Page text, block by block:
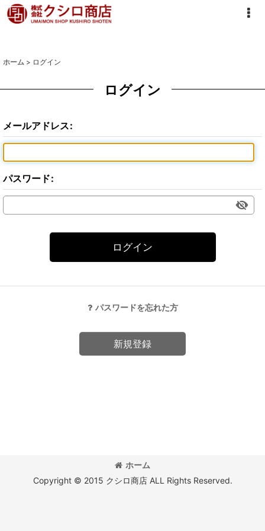
ホーム > ログイン
ログイン
メールアドレス:
パスワード:
ログイン
パスワードを忘れた方
新規登録
ホーム
Copyright © 2015 クシロ商店 ALL Rights Reserved.